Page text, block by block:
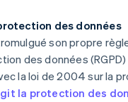
des données
son propre
des données
la loi de 2004 sur la
la protection des